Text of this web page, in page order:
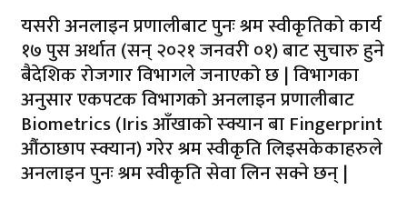
यसरी अनलाइन प्रणालीबाट पुनः श्रम स्वीकृतिको कार्य
१७ पुस अर्थात (सन् २०२१ जनवरी ०१) बाट सुचारु हुने
बैदेशिक रोजगार विभागले जनाएको छ | विभागका
अनुसार एकपटक विभागको अनलाइन प्रणालीबाट
Biometrics (Iris आँखाको स्क्यान बा Fingerprint
औंठाछाप स्क्यान) गरेर श्रम स्वीकृति लिइसकेकाहरुले
अनलाइन पुनः श्रम स्वीकृति सेवा लिन सक्ने छन् |